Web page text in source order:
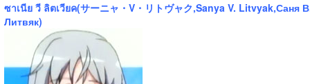
ซาเนีย วี ลิตเวียค(サーニャ・V・リトヴャク,Sanya V. Litvyak,Саня
Литвяк)